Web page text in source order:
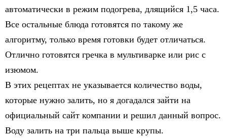
автоматически в режим подогрева, длящийся 1,5 часа.
Все остальные блюда готовятся по такому же
алгоритму, только время готовки будет отличаться.
Отлично готовятся гречка в мультиварке или рис с
изюмом.
В этих рецептах не указывается количество воды,
которые нужно залить, но я догадался зайти на
официальный сайт компании и решил данный вопрос.
Воду залить на три пальца выше крупы.